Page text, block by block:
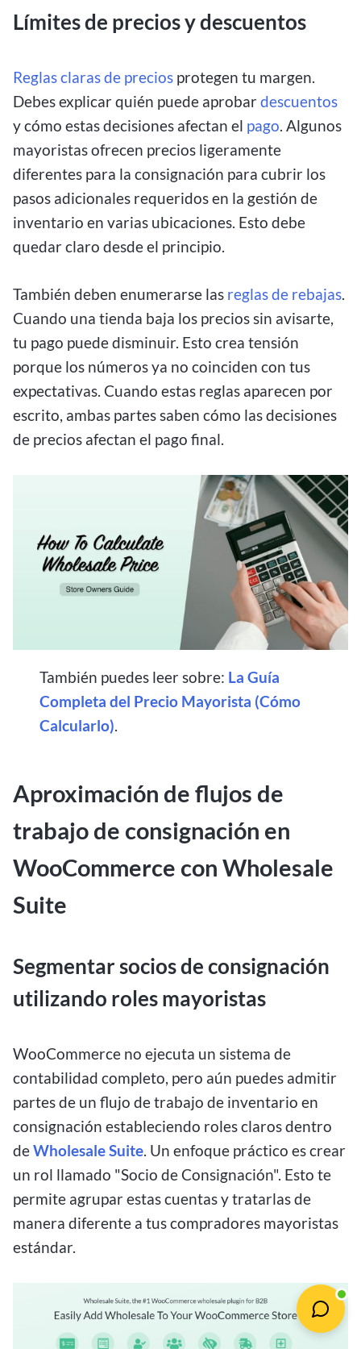
Límites de precios y descuentos
Reglas claras de precios protegen tu margen.
Debes explicar quién puede aprobardescuentos
y cómo estas decisiones afectan el pago. Algunos
mayoristas ofrecen precios ligeramente
diferentes para la consignación para cubrir los
pasos adicionales requeridos en la gestión de
inventario en varias ubicaciones. Esto debe
quedar claro desde el principio.
También deben enumerarse las reglas de rebajas.
Cuando una tienda baja los precios sin avisarte,
tu pago puede disminuir. Esto crea tensión
porque los números ya no coinciden con tus
expectativas. Cuando estas reglas aparecen por
escrito, ambas partes saben cómo las decisiones
de precios afectan el pago final.
También puedes leer sobre: La Guía
Completa del Precio Mayorista (Cómo
Calcularlo).
Aproximación de flujos de
trabajo de consignación en
WooCommerce con Wholesale
Suite
Segmentar socios de consignación
utilizando roles mayoristas
WooCommerce no ejecuta un sistema de
contabilidad completo, pero aún puedes admitir
partes de un flujo de trabajo de inventario en
consignación estableciendo roles claros dentro
deWholesale Suite. Un enfoque práctico es crear
un rol llamado "Socio de Consignación". Esto te
permite agrupar estas cuentas y tratarlas de
manera diferente a tus compradores mayoristas
estándar.